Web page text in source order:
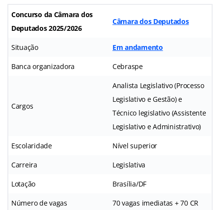
Concurso da Câmara dos
Deputados2025/2026
Câmara dos Deputados
Situação Em andamento
Banca organizadora Cebraspe
Cargos
Analista Legislativo (Processo
Legislativo e Gestão) e
Técnico legislativo (Assistente
Legislativo e Administrativo)
Escolaridade Nível superior
Carreira Legislativa
Lotação Brasília/DF
Número de vagas 70 vagas imediatas + 70 CR